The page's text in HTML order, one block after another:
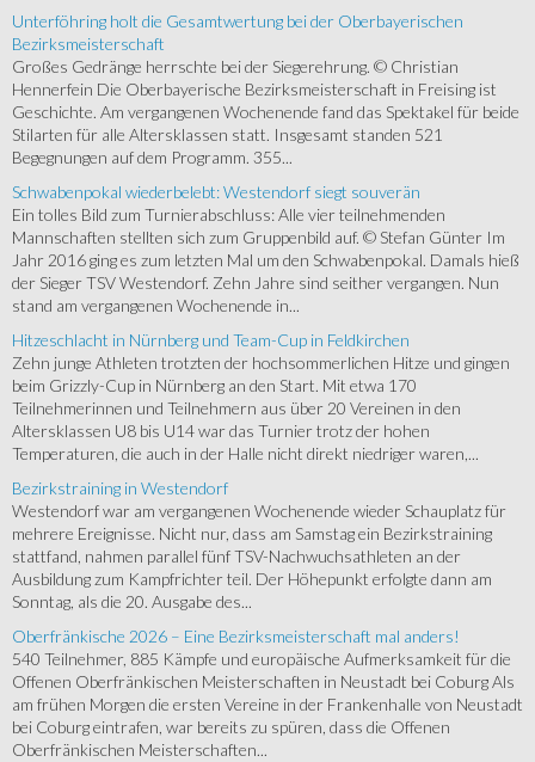
Unterföhring holt die Gesamtwertung bei der Oberbayerischen
Bezirksmeisterschaft
Großes Gedränge herrschte bei der Siegerehrung. © Christian
Hennerfein Die Oberbayerische Bezirksmeisterschaft in Freising ist
Geschichte. Am vergangenen Wochenende fand das Spektakel für beide
Stilarten für alle Altersklassen statt. Insgesamt standen 521
Begegnungen auf dem Programm. 355...
Schwabenpokal wiederbelebt: Westendorf siegt souverän
Ein tolles Bild zum Turnierabschluss: Alle vier teilnehmenden
Mannschaften stellten sich zum Gruppenbild auf. © Stefan Günter Im
Jahr 2016 ging es zum letzten Mal um den Schwabenpokal. Damals hieß
der Sieger TSV Westendorf. Zehn Jahre sind seither vergangen. Nun
stand am vergangenen Wochenende in...
Hitzeschlacht in Nürnberg und Team-Cup in Feldkirchen
Zehn junge Athleten trotzten der hochsommerlichen Hitze und gingen
beim Grizzly-Cup in Nürnberg an den Start. Mit etwa 170
Teilnehmerinnen und Teilnehmern aus über 20 Vereinen in den
Altersklassen U8 bis U14 war das Turnier trotz der hohen
Temperaturen, die auch in der Halle nicht direkt niedriger waren,...
Bezirkstraining in Westendorf
Westendorf war am vergangenen Wochenende wieder Schauplatz für
mehrere Ereignisse. Nicht nur, dass am Samstag ein Bezirkstraining
stattfand, nahmen parallel fünf TSV-Nachwuchsathleten an der
Ausbildung zum Kampfrichter teil. Der Höhepunkt erfolgte dann am
Sonntag, als die 20. Ausgabe des...
Oberfränkische 2026 – Eine Bezirksmeisterschaft mal anders!
540 Teilnehmer, 885 Kämpfe und europäische Aufmerksamkeit für die
Offenen Oberfränkischen Meisterschaften in Neustadt bei Coburg Als
am frühen Morgen die ersten Vereine in der Frankenhalle von Neustadt
bei Coburg eintrafen, war bereits zu spüren, dass die Offenen
Oberfränkischen Meisterschaften...